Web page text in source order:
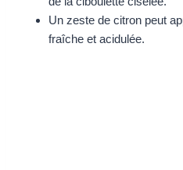
Un zeste de citron peut
fraîche et acidulée.